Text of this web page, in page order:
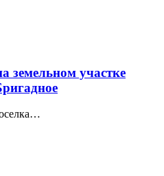
земельном участке